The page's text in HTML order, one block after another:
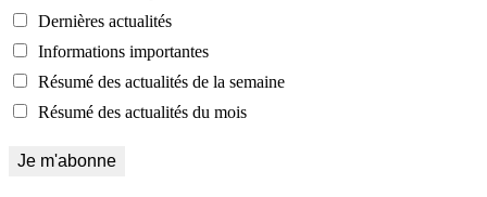
Dernières actualités
Informations importantes
Résumé des actualités de la semaine
Résumé des actualités du mois